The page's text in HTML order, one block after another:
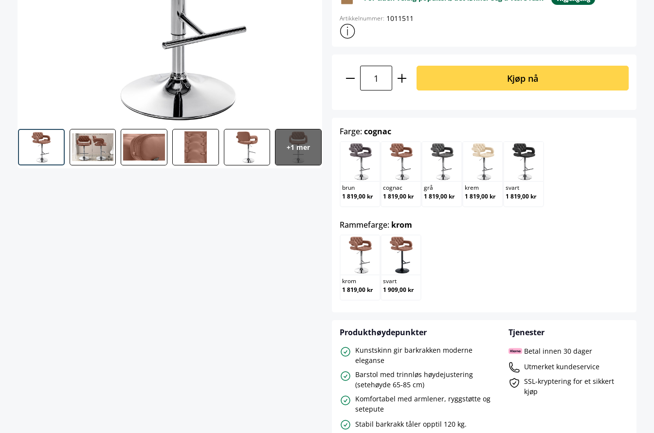
+1 mer
Artikkelnummer: 1011511
Vis mer produktinformasjon
Produktmengde: Angi ønsket mengde eller bruk
Kjøp nå
Farge:cognacselect
brun
brun
1 819,00 kr
cognac
cognac
1 819,00 kr
grå
grå
1 819,00 kr
krem
krem
1 819,00 kr
svart
svart
1 819,00 kr
Rammefarge: krom
krom
krom
1 819,00 kr
svart
svart
1 909,00 kr
Produkthøydepunkter
Kunstskinn gir barkrakken moderne
eleganse
Barstol med trinnløs høydejustering
(setehøyde 65-85 cm)
Komfortabel med armlener, ryggstøtte og
setepute
Stabil barkrakk tåler opptil 120 kg.
Tjenester
Betal innen 30 dager
Utmerket kundeservice
SSL-kryptering for et sikkert
kjøp